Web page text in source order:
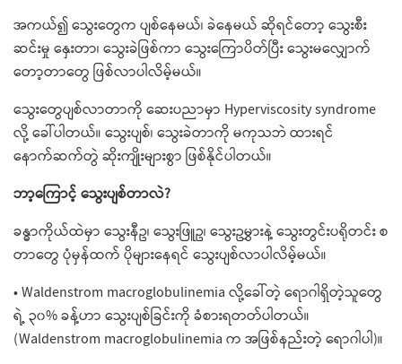
အကယ်၍ သွေးတွေက ပျစ်နေမယ်၊ ခဲနေမယ် ဆိုရင်တော့ သွေးစီး
ဆင်းမှု နှေးတာ၊ သွေးခဲဖြစ်ကာ သွေးကြောပိတ်ပြီး သွေးမလျှောက်
တော့တာတွေ ဖြစ်လာပါလိမ့်မယ်။
သွေးတွေပျစ်လာတာကို ဆေးပညာမှာ Hyperviscosity syndrome
လို့ ခေါ်ပါတယ်။ သွေးပျစ်၊ သွေးခဲတာကို မကုသဘဲ ထားရင်
နောက်ဆက်တွဲ ဆိုးကျိုးများစွာ ဖြစ်နိုင်ပါတယ်။
ဘာ့ကြောင့် သွေးပျစ်တာလဲ?
ခန္ဓာကိုယ်ထဲမှာ သွေးနီဥ၊ သွေးဖြူဥ၊ သွေးဥမွှားနဲ့ သွေးတွင်းပရိုတင်း စ
တာတွေ ပုံမှန်ထက် ပိုများနေရင် သွေးပျစ်လာပါလိမ့်မယ်။
• Waldenstrom macroglobulinemia လို့ခေါ်တဲ့ ရောဂါရှိတဲ့သူတွေ
ရဲ့ ၃၀% ခန့်ဟာ သွေးပျစ်ခြင်းကို ခံစားရတတ်ပါတယ်။
(Waldenstrom macroglobulinemia က အဖြစ်နည်းတဲ့ ရောဂါပါ)။